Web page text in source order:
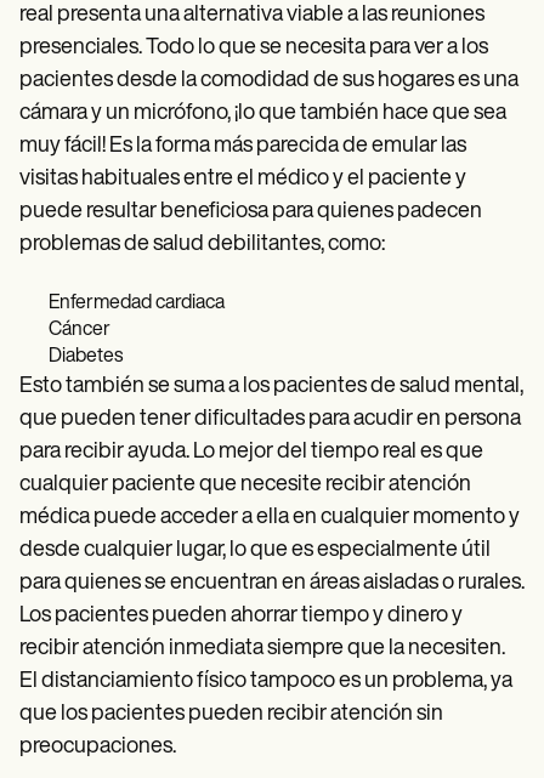
real presenta una alternativa viable a las reuniones
presenciales. Todo lo que se necesita para ver a los
pacientes desde la comodidad de sus hogares es una
cámara y un micrófono, ¡lo que también hace que sea
muy fácil! Es la forma más parecida de emular las
visitas habituales entre el médico y el paciente y
puede resultar beneficiosa para quienes padecen
problemas de salud debilitantes, como:
Enfermedad cardiaca
Cáncer
Diabetes
Esto también se suma a los pacientes de salud mental,
que pueden tener dificultades para acudir en persona
para recibir ayuda. Lo mejor del tiempo real es que
cualquier paciente que necesite recibir atención
médica puede acceder a ella en cualquier momento y
desde cualquier lugar, lo que es especialmente útil
para quienes se encuentran en áreas aisladas o rurales.
Los pacientes pueden ahorrar tiempo y dinero y
recibir atención inmediata siempre que la necesiten.
El distanciamiento físico tampoco es un problema, ya
que los pacientes pueden recibir atención sin
preocupaciones.